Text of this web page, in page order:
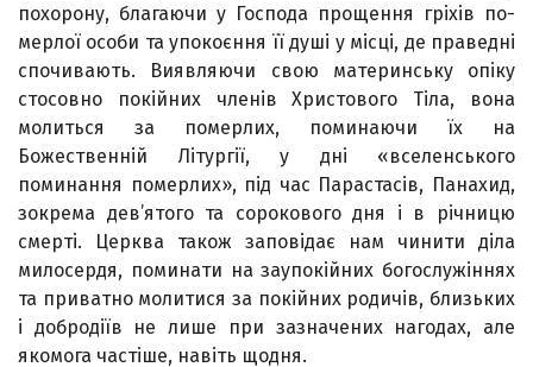
похорону, благаючи у Господа прощення гріхів по­
мерлої особи та упокоєння її душі у місці, де праведні
спочивають. Виявляючи свою материнську опіку
стосовно покійних членів Христового Тіла, вона
молиться за померлих, поминаючи їх на
Божественній Літургії, у дні «все­ленського
поминання померлих», під час Парастасів, Панахид,
зокрема дев’ятого та сорокового дня і в річницю
смерті. Церква також заповідає нам чинити діла
милосердя, поминати на заупокійних богослужіннях
та приватно молитися за покійних родичів, близьких
і добродіїв не лише при зазначених нагодах, але
якомога частіше, навіть щодня.